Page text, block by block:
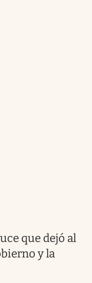
que dejó al
y la